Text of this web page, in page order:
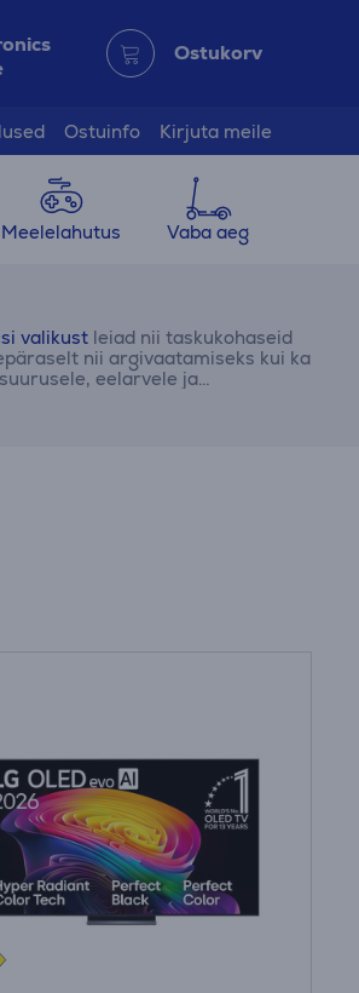
Ostukorv
Ostuinfo Kirjuta meile
Meelelahutus Vaba aeg
valikust leiad nii taskukohaseid
nii argivaatamiseks kui ka
eelarvele ja